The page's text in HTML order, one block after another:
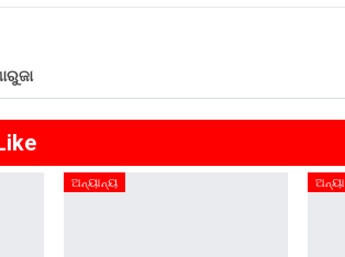
ଅନ୍ୟାନ୍ୟ